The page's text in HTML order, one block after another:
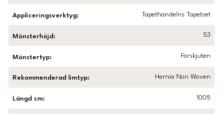
Appliceringsverktyg: Tapethandelns Tapetset
Mönsterhöjd : 53
Mönstertyp: Förskjuten
Rekommenderad limtyp: Hernia Non Woven
Längd cm: 1005